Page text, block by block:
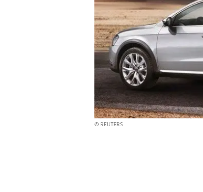
© REUTERS